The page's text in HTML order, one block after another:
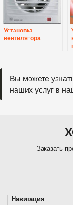
Установка
вентилятора
Вы можете
наших услуг в
Заказать
Навигация